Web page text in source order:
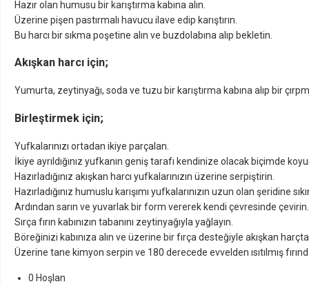
Hazır olan humusu bir karıştırma kabına alın.
Üzerine pişen pastırmalı havucu ilave edip karıştırın.
Bu harcı bir sıkma poşetine alın ve buzdolabına alıp bekletin.
Akışkan harcı için;
Yumurta, zeytinyağı, soda ve tuzu bir karıştırma kabına alıp bir
Birleştirmek için;
Yufkalarınızı ortadan ikiye parçalan.
İkiye ayrıldığınız yufkanın geniş tarafı kendinize olacak biçimde
Hazırladığınız akışkan harcı yufkalarınızın üzerine serpiştirin.
Hazırladığınız humuslu karışımı yufkalarınızın uzun olan şeridine
Ardından sarın ve yuvarlak bir form vererek kendi çevresinde çevirin.
Sırça fırın kabınızın tabanını zeytinyağıyla yağlayın.
Böreğinizi kabınıza alın ve üzerine bir fırça desteğiyle akışkan
Üzerine tane kimyon serpin ve 180 derecede evvelden ısıtılmış
0 Hoşlan